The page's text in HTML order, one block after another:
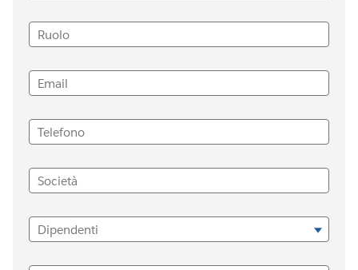
Ruolo
Email
Telefono
Società
Dipendenti